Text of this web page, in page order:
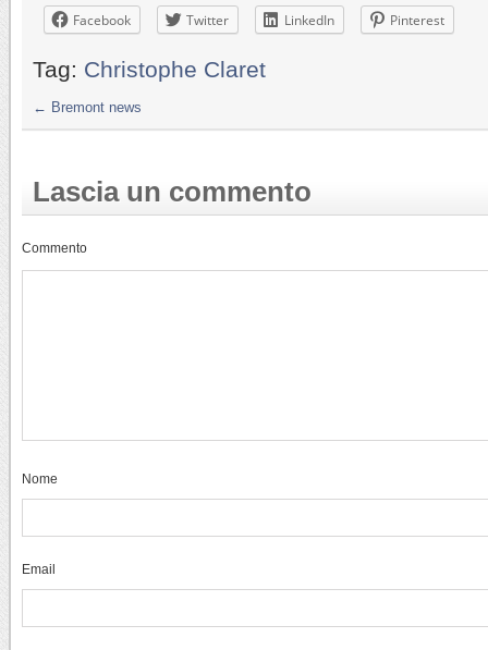
Facebook Twitter LinkedIn Pinterest
Tag: Christophe Claret
← Bremont news
Lascia un commento
Commento
Nome
Email